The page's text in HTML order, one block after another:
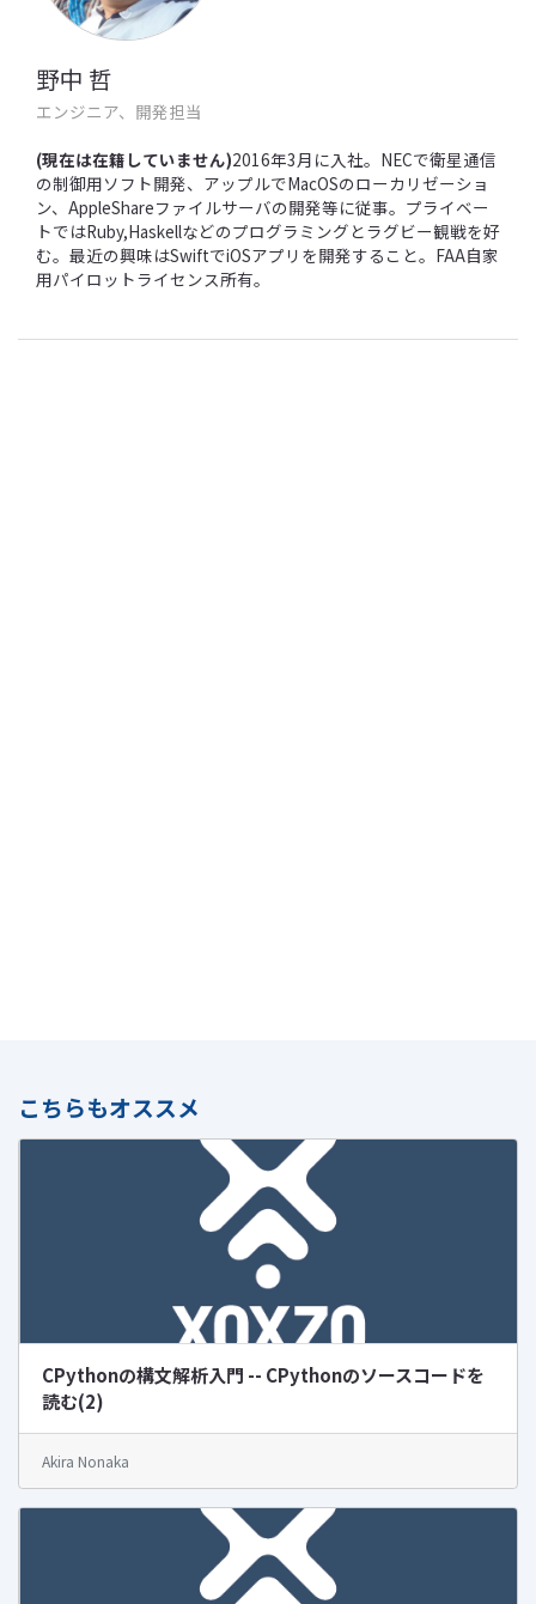
野中 哲
エンジニア、開発担当
(現在は在籍していません)2016年3月に入社。NECで衛星通信
の制御用ソフト開発、アップルでMacOSのローカリゼーショ
ン、AppleShareファイルサーバの開発等に従事。プライベー
トではRuby,Haskellなどのプログラミングとラグビー観戦を好
む。最近の興味はSwiftでiOSアプリを開発すること。FAA自家
用パイロットライセンス所有。
こちらもオススメ
CPythonの構文解析入門 -- CPythonのソースコードを
読む(2)
Akira Nonaka